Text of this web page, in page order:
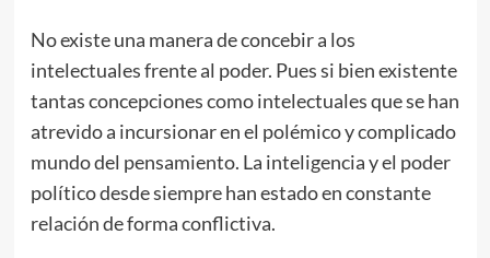
No existe una manera de concebir a los
intelectuales frente al poder. Pues si bien existente
tantas concepciones como intelectuales que se han
atrevido a incursionar en el polémico y complicado
mundo del pensamiento. La inteligencia y el poder
político desde siempre han estado en constante
relación de forma conflictiva.